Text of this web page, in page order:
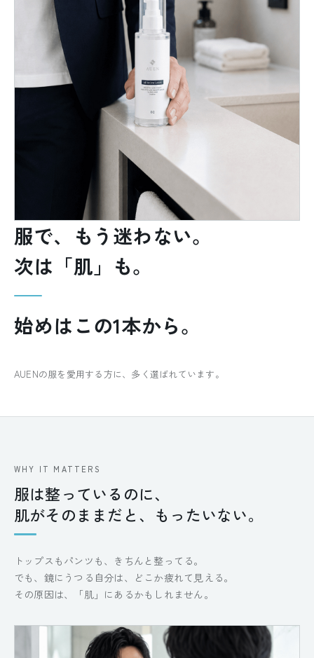
服で、もう迷わない。
次は「肌」も。
始めはこの1本から。
AUENの服を愛用する方に、多く選ばれています。
WHY IT MATTERS
服は整っているのに、
肌がそのままだと、もったいない。
トップスもパンツも、きちんと整ってる。
でも、鏡にうつる自分は、どこか疲れて見える。
その原因は、「肌」にあるかもしれません。